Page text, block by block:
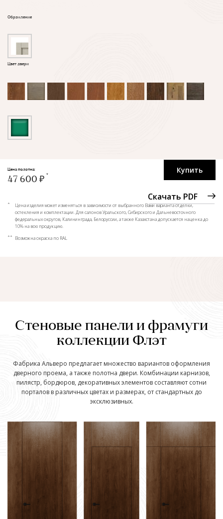
Обрамление
Цвет двери
Купить
Скачать PDF
Цена полотна:
47 600 ₽
*
Цена изделия может изменяться в зависимости от выбранного Вами варианта отделки,
остекления и комплектации. Для салонов Уральского, Сибирского и Дальневосточного
федеральных округов, Калининграда, Белоруссии, а также Казахстана допускается наценка до
10% на всю продукцию.
** Возможна окраска по RAL
Стеновые панели и фрамуги
коллекции Флэт
Фабрика Альверо предлагает множество вариантов оформления
дверного проема, а также полотна двери. Комбинации карнизов,
пилястр, бордюров, декоративных элементов составляют сотни
порталов в различных цветах и размерах, от стандартных до
эксклюзивных.